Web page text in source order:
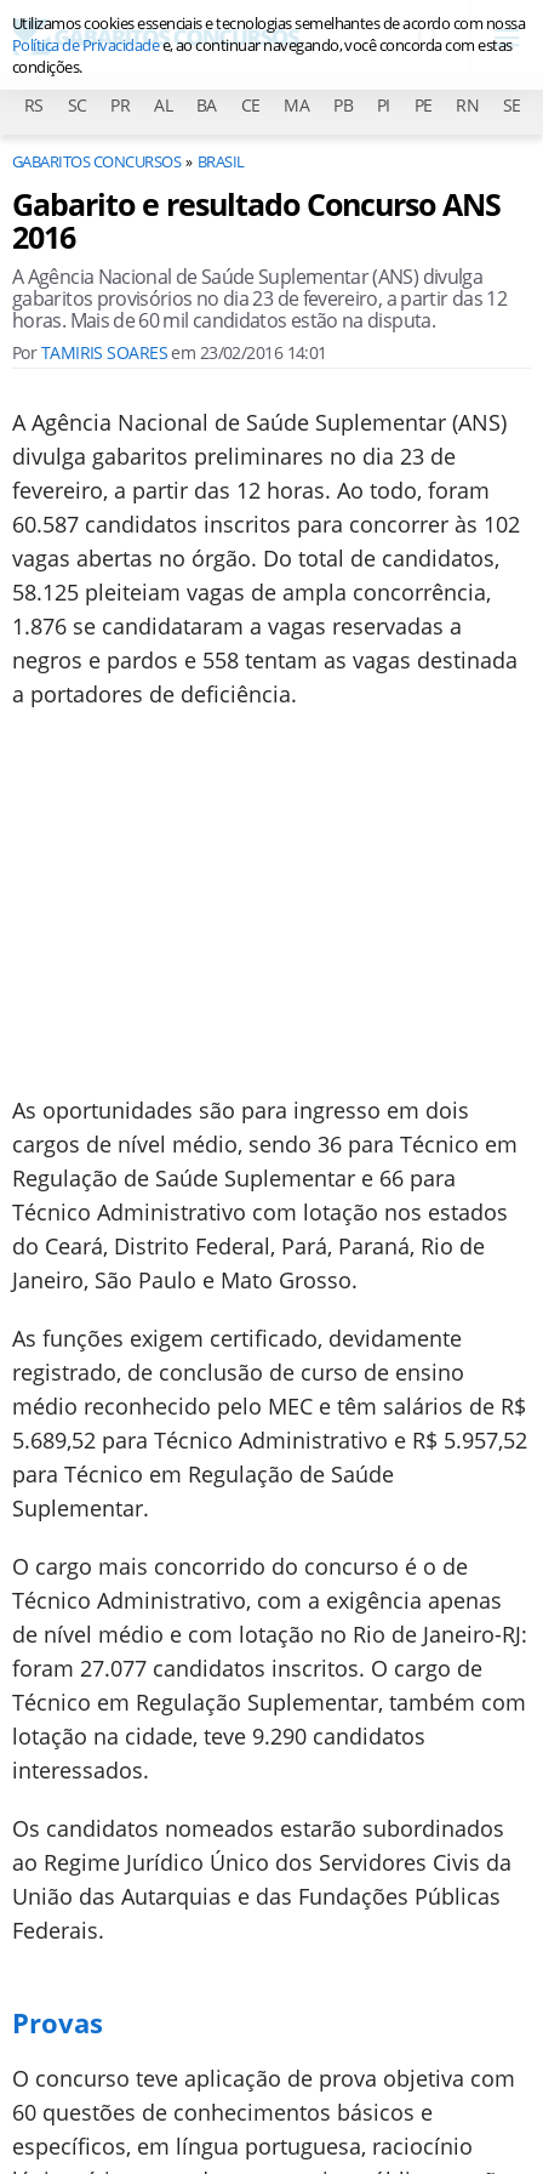
RS SC PR AL BA CE MA PB PI PE RN SE
GABARITOS CONCURSOS BRASIL
Gabarito e resultado Concurso ANS
2016
A Agência Nacional de Saúde Suplementar (ANS) divulga
gabaritos provisórios no dia 23 de fevereiro, a partir das 12
horas. Mais de 60 mil candidatos estão na disputa.
PorTAMIRIS SOARESem 23/02/2016 14:01
A Agência Nacional de Saúde Suplementar (ANS)
divulga gabaritos preliminares no dia 23 de
fevereiro, a partir das 12 horas. Ao todo, foram
60.587 candidatos inscritos para concorrer às 102
vagas abertas no órgão. Do total de candidatos,
58.125 pleiteiam vagas de ampla concorrência,
1.876 se candidataram a vagas reservadas a
negros e pardos e 558 tentam as vagas destinada
a portadores de deficiência.
As oportunidades são para ingresso em dois
cargos de nível médio, sendo 36 para Técnico em
Regulação de Saúde Suplementar e 66 para
Técnico Administrativo com lotação nos estados
do Ceará, Distrito Federal, Pará, Paraná, Rio de
Janeiro, São Paulo e Mato Grosso.
As funções exigem certificado, devidamente
registrado, de conclusão de curso de ensino
médio reconhecido pelo MEC e têm salários de R$
5.689,52 para Técnico Administrativo e R$ 5.957,52
para Técnico em Regulação de Saúde
Suplementar.
O cargo mais concorrido do concurso é o de
Técnico Administrativo, com a exigência apenas
de nível médio e com lotação no Rio de Janeiro-RJ:
foram 27.077 candidatos inscritos. O cargo de
Técnico em Regulação Suplementar, também com
lotação na cidade, teve 9.290 candidatos
interessados.
Os candidatos nomeados estarão subordinados
ao Regime Jurídico Único dos Servidores Civis da
União das Autarquias e das Fundações Públicas
Federais.
Provas
O concurso teve aplicação de prova objetiva com
60 questões de conhecimentos básicos e
específicos, em língua portuguesa, raciocínio
Utilizamos cookies essenciais e tecnologias semelhantes de acordo com nossa
Política de Privacidadee, ao continuar navegando, você concorda com estas
condições.